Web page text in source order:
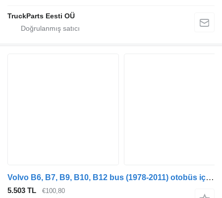
TruckParts Eesti OÜ
Volvo B6, B7, B9, B10, B12 bus (1978-2011) otobüs için Volvo B12 (01.91-12.11) 1523101 difrensiyel mili
5.503 TL €100,80